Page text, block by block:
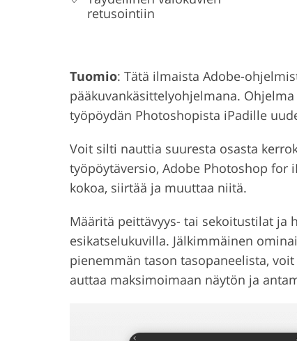
retusointiin
Tuomio: Tätä ilmaista Adobe-
pääkuvankäsittelyohjelmana.
työpöydän Photoshopista iPadille
Voit silti nauttia suuresta osasta
työpöytäversio, Adobe Photoshop for
kokoa, siirtää ja muuttaa niitä.
Määritä peittävyys- tai sekoitustilat ja
esikatselukuvilla. Jälkimmäinen
pienemmän tason tasopaneelista,
auttaa maksimoimaan näytön ja